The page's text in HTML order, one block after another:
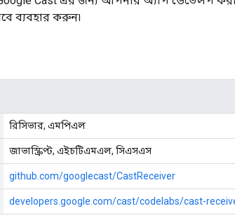
ব্যবহার করুন৷
রিসিভার, এমপিএল
জাভাস্ক্রিপ্ট, এইচটিএমএল, সিএসএস
github.com/googlecast/CastReceiver
developers.google.com/cast/codelabs/cast-